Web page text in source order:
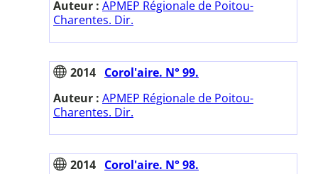
Auteur : APMEP Régionale de Poitou-
Charentes. Dir.
2014 Corol'aire. N° 99.
Auteur : APMEP Régionale de Poitou-
Charentes. Dir.
2014 Corol'aire. N° 98.